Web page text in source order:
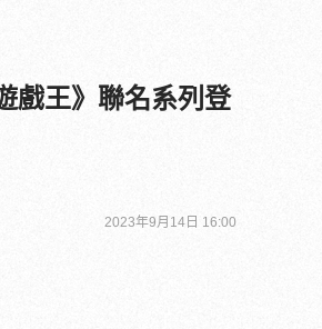
戲王》聯名系列登
2023年9月14日 16:00